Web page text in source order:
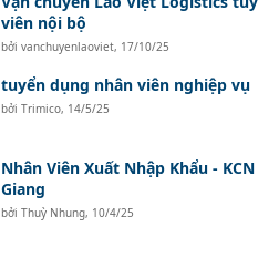
viên nội bộ
bởi vanchuyenlaoviet, 17/10/25
tuyển dụng nhân viên nghiệp vụ
bởi Trimico, 14/5/25
Nhân Viên Xuất Nhập Khẩu -
Giang
bởi Thuỳ Nhung, 10/4/25